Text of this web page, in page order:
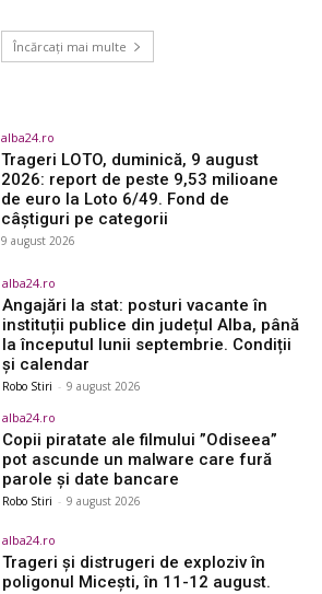
Încărcați mai multe
alba24.ro
Trageri LOTO, duminică, 9 august
2026: report de peste 9,53 milioane
de euro la Loto 6/49. Fond de
câștiguri pe categorii
9 august 2026
alba24.ro
Angajări la stat: posturi vacante în
instituții publice din județul Alba, până
la începutul lunii septembrie. Condiții
și calendar
Robo Stiri - 9 august 2026
alba24.ro
Copii piratate ale filmului ”Odiseea”
pot ascunde un malware care fură
parole și date bancare
Robo Stiri - 9 august 2026
alba24.ro
Trageri și distrugeri de exploziv în
poligonul Micești, în 11-12 august.